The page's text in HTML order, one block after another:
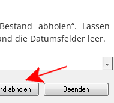
abholen“.
die Datumsfelder leer.